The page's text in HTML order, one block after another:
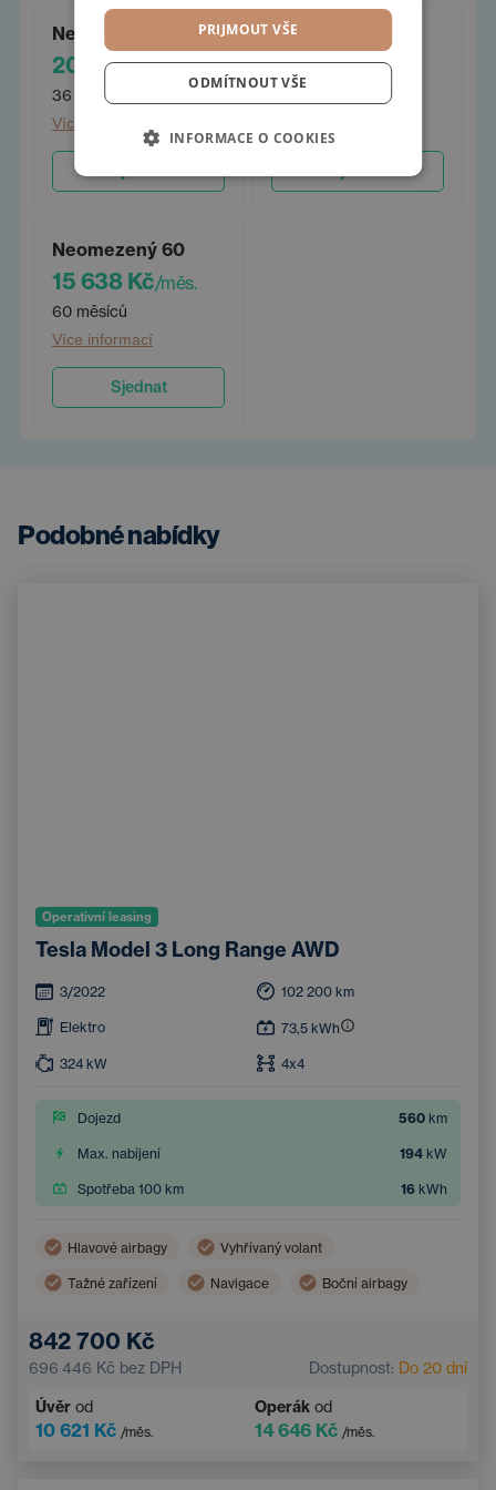
Neomezený 36
20 826 Kč/měs.
36 měsíců
Více informací
Neomezený 48
17 590 Kč/měs.
Neomezený 60
15 638 Kč/měs.
60 měsíců
Více informací
Sjednat
Podobné nabídky
Operativní leasing
Tesla Model 3 Long Range AWD
3/2022 102 200 km
Elektro 73,5 kWh
324 kW 4x4
Dojezd 560 km
Max. nabíjení 194 kW
Spotřeba 100 km 16 kWh
Hlavové airbagy Vyhřívaný volant
Tažné zařízení Navigace Boční airbagy
Adaptivní tempomat
842 700 Kč
696 446 Kč bez DPH Dostupnost: Do 20 dní
Úvěr od
10 621 Kč /měs.
Operák od
14 646 Kč /měs.
PRIJMOUT VŠE
ODMÍTNOUT VŠE
INFORMACE O COOKIES